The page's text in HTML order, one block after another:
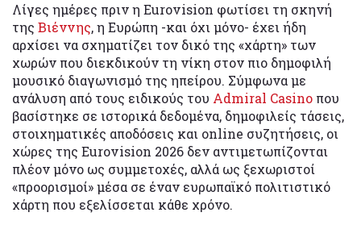
Λίγες ημέρες πριν η Eurovision φωτίσει τη σκηνή
της Βιέννης, η Ευρώπη -και όχι μόνο- έχει ήδη
αρχίσει να σχηματίζει τον δικό της «χάρτη» των
χωρών που διεκδικούν τη νίκη στον πιο δημοφιλή
μουσικό διαγωνισμό της ηπείρου. Σύμφωνα με
ανάλυση από τους ειδικούς του Admiral Casino που
βασίστηκε σε ιστορικά δεδομένα, δημοφιλείς τάσεις,
στοιχηματικές αποδόσεις και online συζητήσεις, οι
χώρες της Eurovision 2026 δεν αντιμετωπίζονται
πλέον μόνο ως συμμετοχές, αλλά ως ξεχωριστοί
«προορισμοί» μέσα σε έναν ευρωπαϊκό πολιτιστικό
χάρτη που εξελίσσεται κάθε χρόνο.